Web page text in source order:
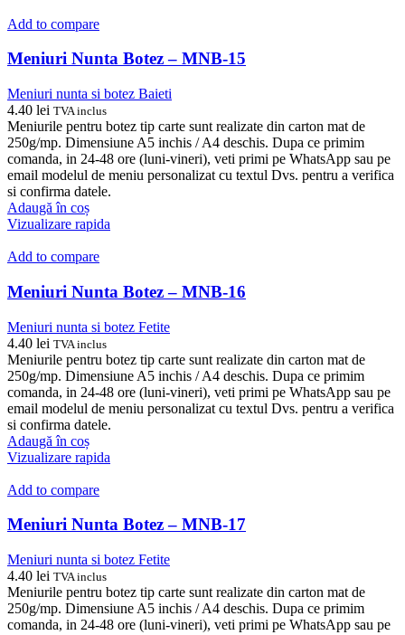
Add to compare
Meniuri Nunta Botez – MNB-15
Meniuri nunta si botez Baieti
4.40 lei TVA inclus
Meniurile pentru botez tip carte sunt realizate din carton mat de
250g/mp. Dimensiune A5 inchis / A4 deschis. Dupa ce primim
comanda, in 24-48 ore (luni-vineri), veti primi pe WhatsApp sau pe
email modelul de meniu personalizat cu textul Dvs. pentru a verifica
si confirma datele.
Adaugă în coș
Vizualizare rapida
Add to compare
Meniuri Nunta Botez – MNB-16
Meniuri nunta si botez Fetite
4.40 lei TVA inclus
Meniurile pentru botez tip carte sunt realizate din carton mat de
250g/mp. Dimensiune A5 inchis / A4 deschis. Dupa ce primim
comanda, in 24-48 ore (luni-vineri), veti primi pe WhatsApp sau pe
email modelul de meniu personalizat cu textul Dvs. pentru a verifica
si confirma datele.
Adaugă în coș
Vizualizare rapida
Add to compare
Meniuri Nunta Botez – MNB-17
Meniuri nunta si botez Fetite
4.40 lei TVA inclus
Meniurile pentru botez tip carte sunt realizate din carton mat de
250g/mp. Dimensiune A5 inchis / A4 deschis. Dupa ce primim
comanda, in 24-48 ore (luni-vineri), veti primi pe WhatsApp sau pe